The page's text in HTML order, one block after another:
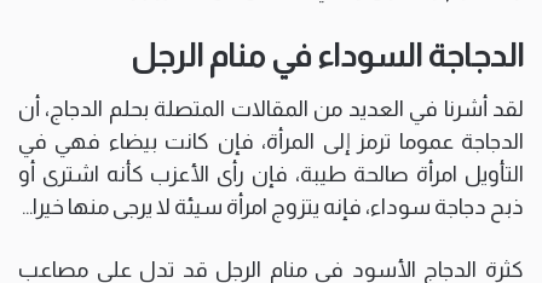
الدجاجة السوداء في منام الرجل
لقد أشرنا في العديد من المقالات المتصلة بحلم الدجاج، أن
الدجاجة عموما ترمز إلى المرأة، فإن كانت بيضاء فهي في
التأويل امرأة صالحة طيبة، فإن رأى الأعزب كأنه اشترى أو
ذبح دجاجة سوداء، فإنه يتزوج امرأة سيئة لا يرجى منها خيرا…
كثرة الدجاج الأسود في منام الرجل قد تدل على مصاعب